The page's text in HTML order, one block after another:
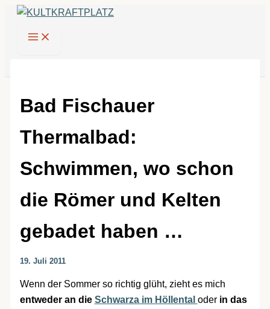
Zum
springen
Bad Fischauer
Thermalbad:
Schwimmen, wo schon
die Römer und Kelten
gebadet haben …
19. Juli 2011
Wenn der Sommer so richtig glüht, zieht es mich
entweder an die Schwarza im Höllental oder in das